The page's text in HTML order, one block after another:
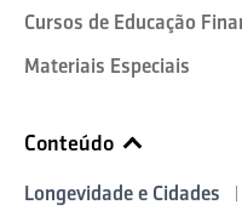
Cursos de Educação
Materiais Especiais
Conteúdo
Longevidade e Cidades